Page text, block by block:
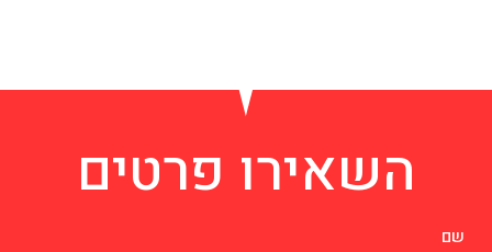
השאירו פרטים
שם